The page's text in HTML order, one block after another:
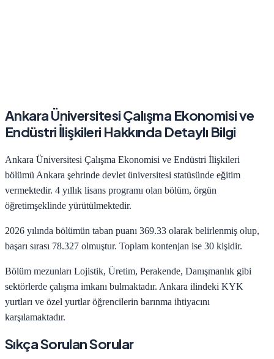
Ankara ÜniversitesiÇalışma Ekonomisi ve
Endüstri İlişkileri Hakkında Detaylı Bilgi
Ankara Üniversitesi Çalışma Ekonomisi ve Endüstri İlişkileri
bölümü Ankara şehrinde devlet üniversitesi statüsünde eğitim
vermektedir. 4 yıllık lisans programı olan bölüm, örgün
öğretimşeklinde yürütülmektedir.
2026 yılında bölümün taban puanı 369.33 olarak belirlenmiş olup,
başarı sırası 78.327 olmuştur. Toplam kontenjan ise 30 kişidir.
Bölüm mezunları Lojistik, Üretim, Perakende, Danışmanlık gibi
sektörlerde çalışma imkanı bulmaktadır. Ankara ilindeki KYK
yurtları ve özel yurtlar öğrencilerin barınma ihtiyacını
karşılamaktadır.
Sıkça Sorulan Sorular